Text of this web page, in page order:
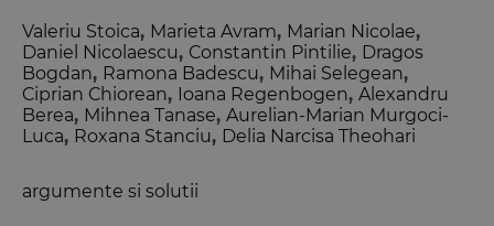
argumente si solutii
Valeriu Stoica, Marieta Avram, Marian Nicolae,
Daniel Nicolaescu, Constantin Pintilie, Dragos
Bogdan, Ramona Badescu, Mihai Selegean,
Ciprian Chiorean, Ioana Regenbogen, Alexandru
Berea, Mihnea Tanase, Aurelian-Marian Murgoci-
Luca, Roxana Stanciu, Delia Narcisa Theohari